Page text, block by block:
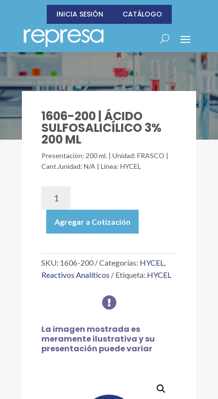
INICIA SESIÓN CATÁLOGO
1606-200 | ÁCIDO
SULFOSALICÍLICO 3%
200 ML
Presentación: 200 ml. | Unidad: FRASCO |
Cant./unidad: N/A | Línea: HYCEL
ÁCIDO
SULFOSALICÍLICO
200
cantidad
Agregar a Cotización
SKU: 1606-200 Categorías: HYCEL,
Reactivos Analíticos
Etiqueta: HYCEL

La imagen mostrada es
meramente ilustrativa y su
presentación puede variar